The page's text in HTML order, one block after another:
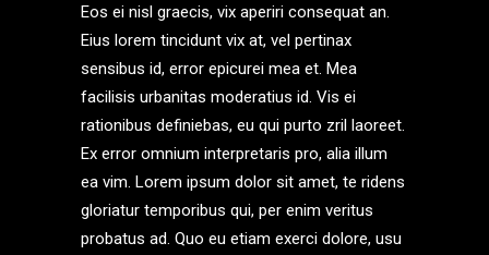
Eos ei nisl graecis, vix aperiri consequat an.
Eius lorem tincidunt vix at, vel pertinax
sensibus id, error epicurei mea et. Mea
facilisis urbanitas moderatius id. Vis ei
rationibus definiebas, eu qui purto zril laoreet.
Ex error omnium interpretaris pro, alia illum
ea vim. Lorem ipsum dolor sit amet, te ridens
gloriatur temporibus qui, per enim veritus
probatus ad. Quo eu etiam exerci dolore, usu